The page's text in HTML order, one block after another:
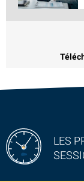
LES